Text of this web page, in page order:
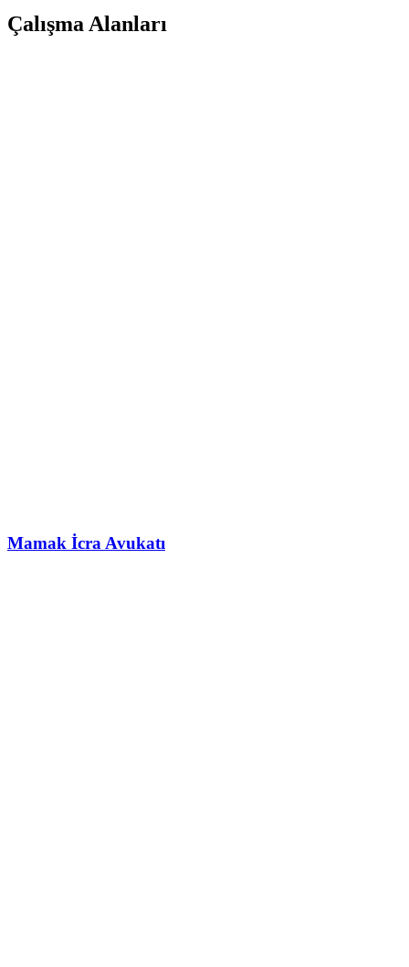
Çalışma Alanları
Mamak İcra Avukatı